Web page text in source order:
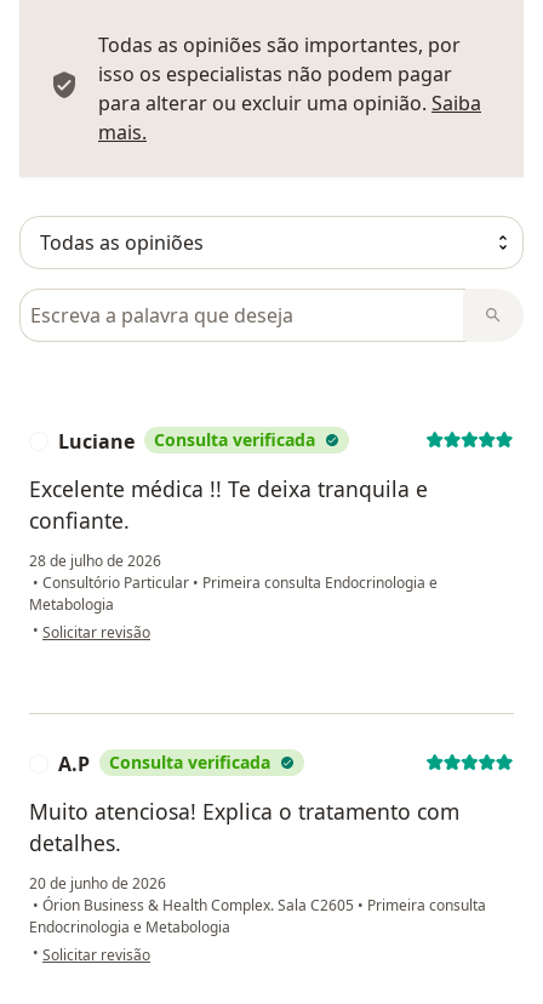
Todas as opiniões são importantes, por
isso os especialistas não podem pagar
para alterar ou excluir uma opinião. Saiba
mais.
Pesquisar em opiniões
Luciane Consulta verificada
Excelente médica !! Te deixa tranquila e
confiante.
28 de julho de 2026
• Consultório Particular • Primeira consulta Endocrinologia e
Metabologia
• na opinião do utilizador Luciane
Solicitar revisão
A.P Consulta verificada
Muito atenciosa! Explica o tratamento com
detalhes.
20 de junho de 2026
• Órion Business & Health Complex. Sala C2605 • Primeira consulta
Endocrinologia e Metabologia
• na opinião do utilizador A.P
Solicitar revisão